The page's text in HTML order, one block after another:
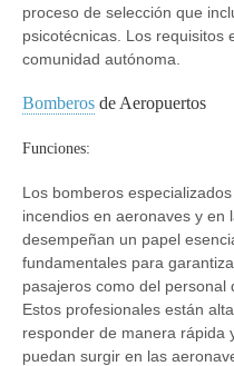
proceso de selección que
psicotécnicas. Los requisitos
comunidad autónoma.
Bomberos de Aeropuertos
Funciones:
Los bomberos
incendios en aeronaves y en
desempeñan un papel
fundamentales para
pasajeros como del personal
Estos profesionales están
responder de manera rápida
puedan surgir en las